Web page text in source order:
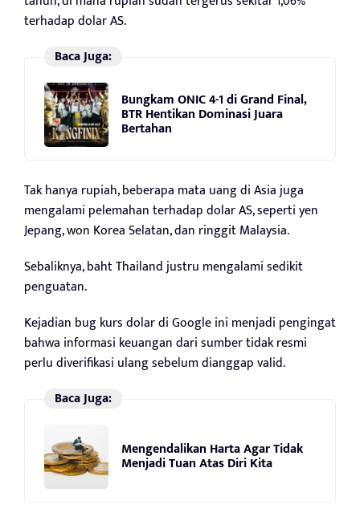
terhadap dolar AS.
Baca Juga:
Bungkam ONIC 4-1 di Grand Final,
BTR Hentikan Dominasi Juara
Bertahan
Tak hanya rupiah, beberapa mata uang di Asia juga
mengalami pelemahan terhadap dolar AS, seperti yen
Jepang, won Korea Selatan, dan ringgit Malaysia.
Sebaliknya, baht Thailand justru mengalami sedikit
penguatan.
Kejadian bug kurs dolar di Google ini menjadi pengingat
bahwa informasi keuangan dari sumber tidak resmi
perlu diverifikasi ulang sebelum dianggap valid.
Baca Juga:
Mengendalikan Harta Agar Tidak
Menjadi Tuan Atas Diri Kita